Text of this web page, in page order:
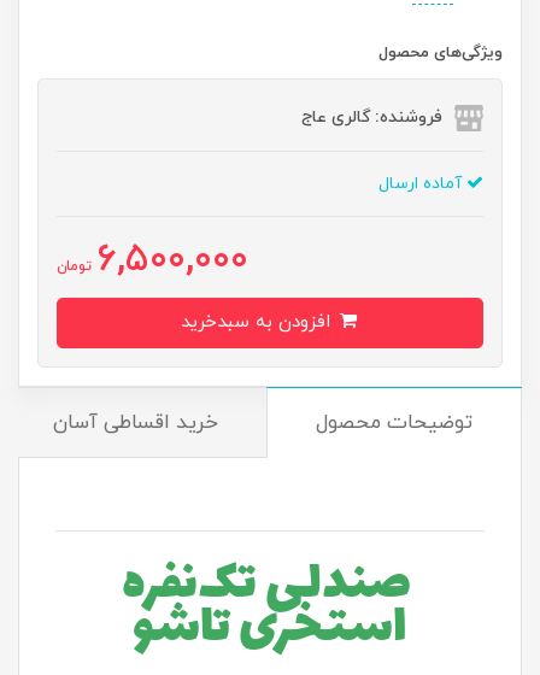
ویژگی‌های محصول
فروشنده: گالری عاج
آماده ارسال
6,500,000 تومان
توضیحات محصول خرید اقساطی آسان
صندلی تک‌نفره
استخری تاشو